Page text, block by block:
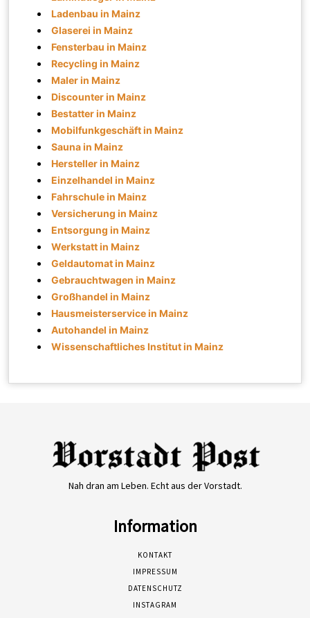
Ladenbau in Mainz
Glaserei in Mainz
Fensterbau in Mainz
Recycling in Mainz
Maler in Mainz
Discounter in Mainz
Bestatter in Mainz
Mobilfunkgeschäft in Mainz
Sauna in Mainz
Hersteller in Mainz
Einzelhandel in Mainz
Fahrschule in Mainz
Versicherung in Mainz
Entsorgung in Mainz
Werkstatt in Mainz
Geldautomat in Mainz
Gebrauchtwagen in Mainz
Großhandel in Mainz
Hausmeisterservice in Mainz
Autohandel in Mainz
Wissenschaftliches Institut in Mainz
Nah dran am Leben. Echt aus der Vorstadt.
Information
KONTAKT
IMPRESSUM
DATENSCHUTZ
INSTAGRAM